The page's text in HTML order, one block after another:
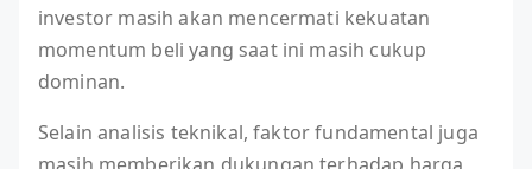
investor masih akan mencermati kekuatan
momentum beli yang saat ini masih cukup
dominan.
Selain analisis teknikal, faktor fundamental juga
masih memberikan dukungan terhadap harga